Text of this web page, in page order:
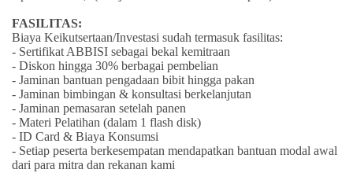
FASILITAS:
Biaya Keikutsertaan/Investasi sudah termasuk fasilitas:
- Sertifikat ABBISI sebagai bekal kemitraan
- Diskon hingga 30% berbagai pembelian
- Jaminan bantuan pengadaan bibit hingga pakan
- Jaminan bimbingan & konsultasi berkelanjutan
- Jaminan pemasaran setelah panen
- Materi Pelatihan (dalam 1 flash disk)
- ID Card & Biaya Konsumsi
- Setiap peserta berkesempatan mendapatkan bantuan modal awal
dari para mitra dan rekanan kami